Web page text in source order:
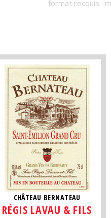
format recquis :
CHÂTEAU BERNATEAU
RÉGIS LAVAU & FILS